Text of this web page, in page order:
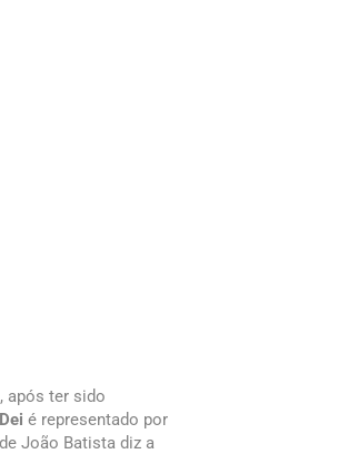
após ter sido
é representado por
João Batista diz a